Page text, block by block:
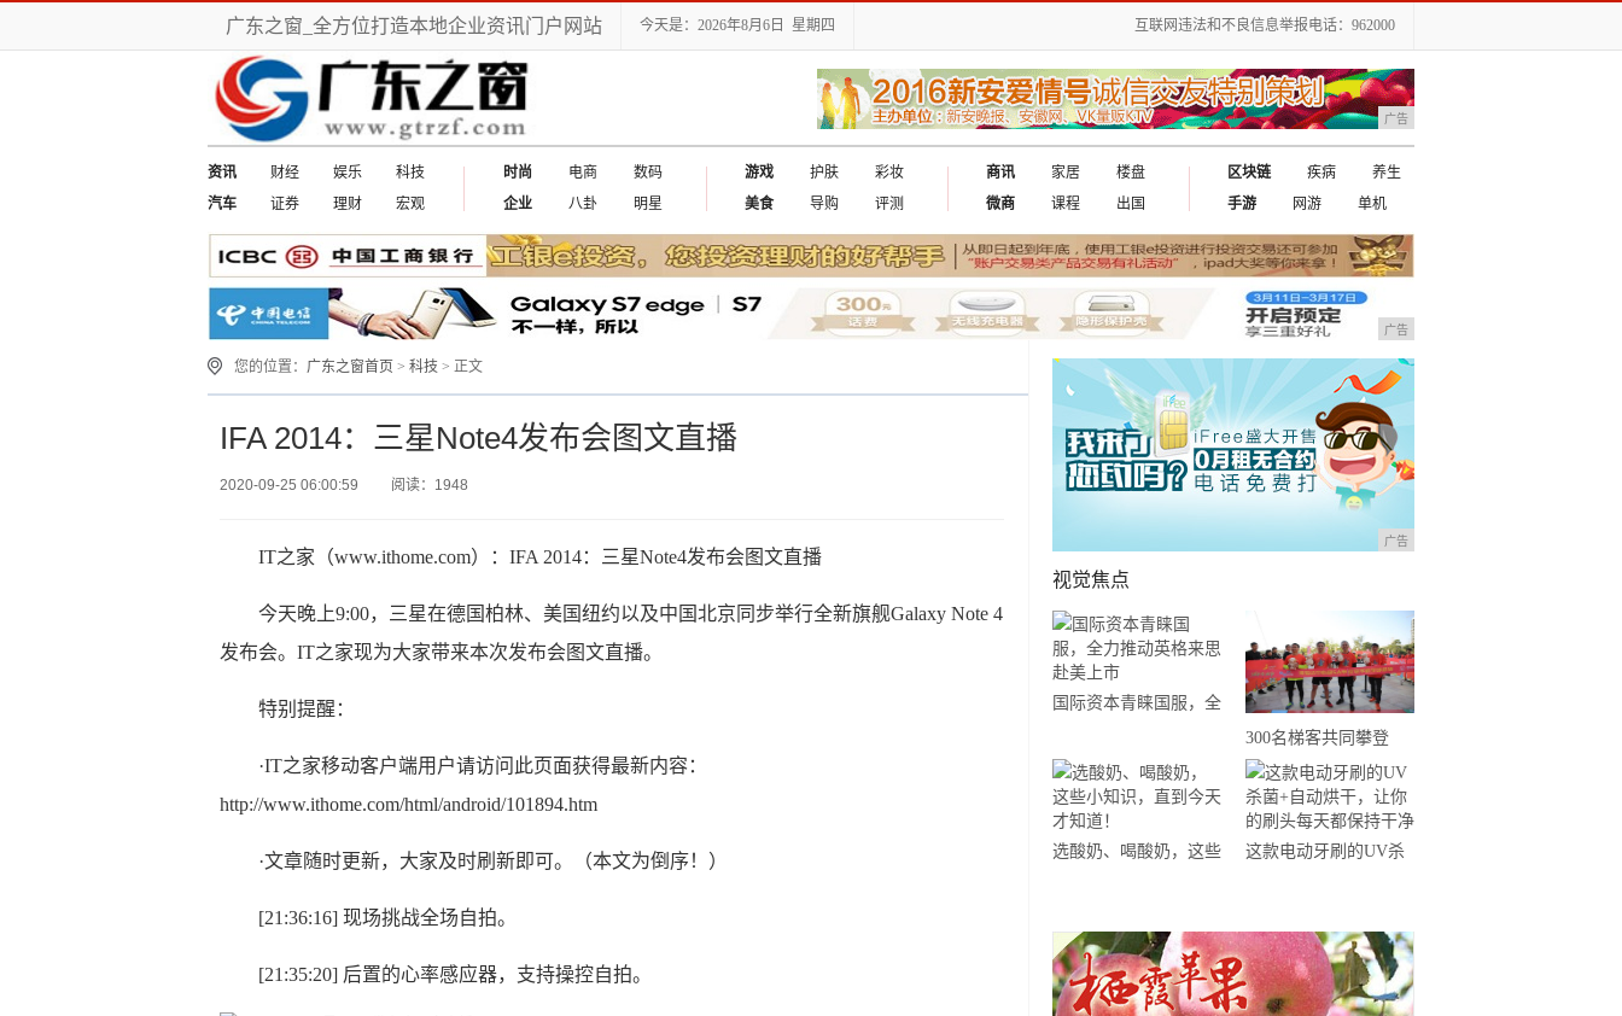
广东之窗_全方位打造本地企业资讯门户网站 今天是：2026年8月6日 星期四 互联网违法和不良信息举报电话：962000
广告
资讯 财经 娱乐
科技
汽车
证券 理财 宏观
时尚 电商
数码
企业
八卦 明星
游戏 护肤
彩妆
美食
导购 评测
商讯 家居
楼盘
微商
课程 出国
区块链 疾病
养生
手游
网游 单机
广告
您的位置： 广东之窗首页 > 科技 > 正文
IFA 2014：三星Note4发布会图文直播
2020-09-25 06:00:59 阅读：1948
IT之家（www.ithome.com）：IFA 2014：三星Note4发布会图文直播
今天晚上9:00，三星在德国柏林、美国纽约以及中国北京同步举行全新旗舰Galaxy Note 4
发布会。IT之家现为大家带来本次发布会图文直播。
特别提醒：
·IT之家移动客户端用户请访问此页面获得最新内容：
http://www.ithome.com/html/android/101894.htm
·文章随时更新，大家及时刷新即可。（本文为倒序！）
[21:36:16] 现场挑战全场自拍。
[21:35:20] 后置的心率感应器，支持操控自拍。
广告
视觉焦点
国际资本青睐国服，全
市
300名梯客共同攀登
2019国际垂直马拉松超
级精英赛顺德海骏达中
心站欢乐开跑
选酸奶、喝酸奶，这些
这款电动牙刷的UV杀